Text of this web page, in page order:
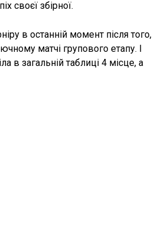
своєї збірної.
в останній момент після того,
матчі групового етапу. І
в загальній таблиці 4 місце, а